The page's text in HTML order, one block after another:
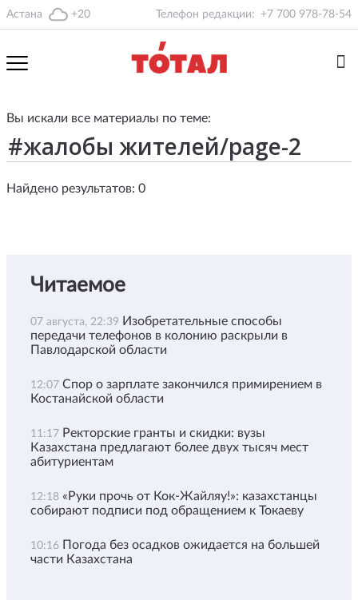
Астана +20 Телефон редакции: +7 700 978-78-54
Вы искали все материалы по теме:
Найдено результатов: 0
Читаемое
07 августа, 22:39 Изобретательные способы
передачи телефонов в колонию раскрыли в
Павлодарской области
12:07 Спор о зарплате закончился примирением в
Костанайской области
11:17 Ректорские гранты и скидки: вузы
Казахстана предлагают более двух тысяч мест
абитуриентам
12:18 «Руки прочь от Кок-Жайляу!»: казахстанцы
собирают подписи под обращением к Токаеву
10:16 Погода без осадков ожидается на большей
части Казахстана